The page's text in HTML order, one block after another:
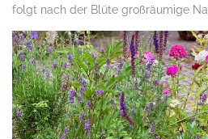
folgt nach der Blüte großräumige